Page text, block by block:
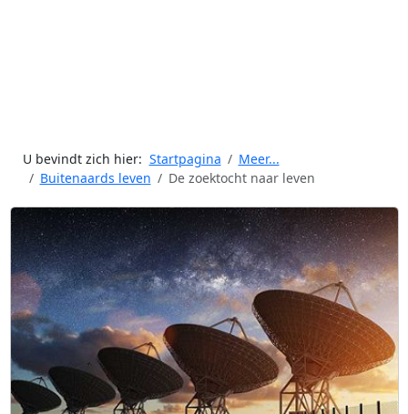
U bevindt zich hier: Startpagina
Meer...
Buitenaards leven
De zoektocht naar leven